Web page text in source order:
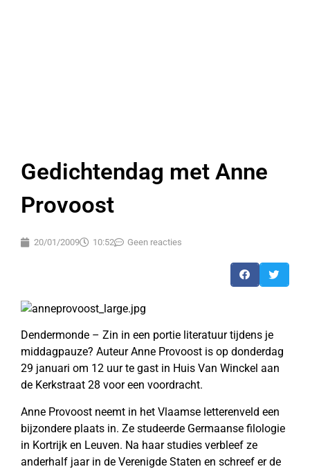
Gedichtendag met Anne
Provoost
20/01/2009 10:52 Geen reacties
Dendermonde – Zin in een portie literatuur tijdens je
middagpauze? Auteur Anne Provoost is op donderdag
29 januari om 12 uur te gast in Huis Van Winckel aan
de Kerkstraat 28 voor een voordracht.
Anne Provoost neemt in het Vlaamse letterenveld een
bijzondere plaats in. Ze studeerde Germaanse filologie
in Kortrijk en Leuven. Na haar studies verbleef ze
anderhalf jaar in de Verenigde Staten en schreef er de